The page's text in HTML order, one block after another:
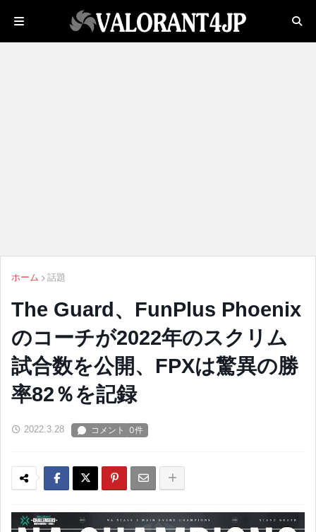
ホーム 話題
The Guard、FunPlus Phoenix
のコーチが2022年のスクリム
試合数を公開、FPXは驚異の勝
率82％を記録
2022.3.28